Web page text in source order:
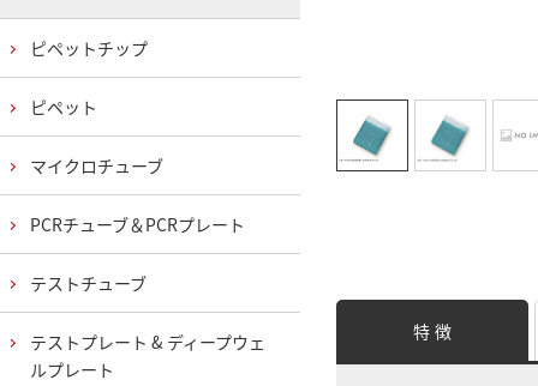
特 徴
ピペットチップ
ピペット
マイクロチューブ
PCRチューブ＆PCRプレート
テストチューブ
テストプレート & ディープウェ
ルプレート